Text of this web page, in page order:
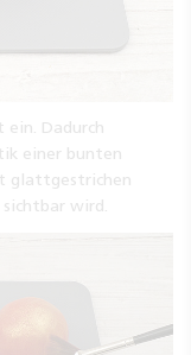
ein. Dadurch
einer bunten
glattgestrichen
wird.